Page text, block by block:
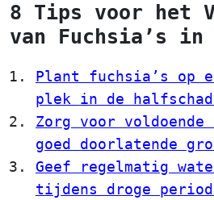
8 Tips voor het
van Fuchsia’s in
Plant fuchsia’s op
plek in de
Zorg voor voldoende
goed doorlatende
Geef regelmatig
tijdens droge